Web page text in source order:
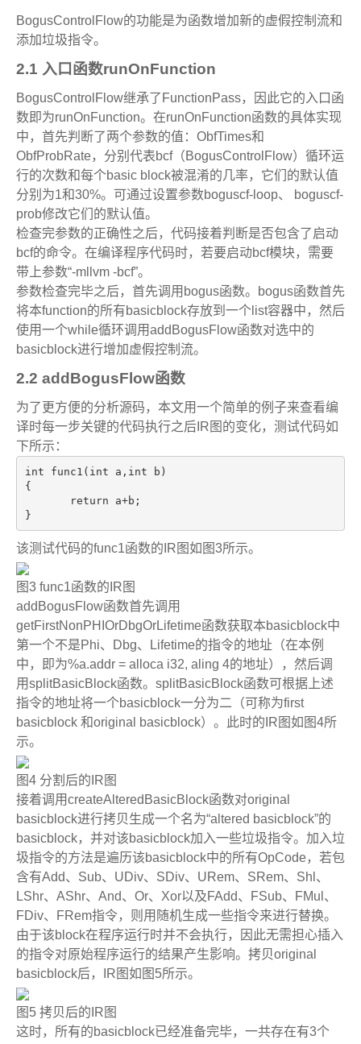
BogusControlFlow的功能是为函数增加新的虚假控制流和
添加垃圾指令。
2.1 入口函数runOnFunction
BogusControlFlow继承了 FunctionPass，因此它的入口函
数即为runOnFunction。在runOnFunction函数的具体实现
中，首先判断了两个参数的值： ObfTimes和
ObfProbRate，分别代表bcf（BogusControlFlow）循环运
行的次数和每个basic block被混淆的几率，它们的默认值
分别为1和30%。可通过设置参数boguscf-loop、
boguscf-
prob修改它们的默认值。
检查完参数的正确性之后，代码接着判断是否包含了启动
bcf的命令。在编译程序代码时，若要启动bcf模块，需要
带上参数“-mllvm -bcf”。
参数检查完毕之后，首先调用 bogus函数。 bogus函数首先
将本function的所有basicblock存放到一个 list容器中，然后
使用一个while循环调用addBogusFlow函数对选中的
basicblock进行增加虚假控制流。
2.2 addBogusFlow函数
为了更方便的分析源码，本文用一个简单的例子来查看编
译时每一步关键的代码执行之后 IR 图的变化，测试代码如
下所示：
int func1( int a, int b)
{
return a+b;
}
该测试代码的func1函数的 IR 图如图3所示。
图3 func1函数的 IR 图
addBogusFlow函数首先调用
getFirstNonPHIOrDbgOrLifetime函数获取本basicblock中
第一个不是Phi、 Dbg、 Lifetime的指令的地址（在本例
中，即为%a.addr = alloca i32, aling 4的地址），然后调
用splitBasicBlock函数。 splitBasicBlock函数可根据上述
指令的地址将一个basicblock一分为二（可称为first
basicblock 和original basicblock）。此时的 IR 图如图4所
示。
图4 分割后的 IR 图
接着调用createAlteredBasicBlock函数对original
basicblock进行拷贝生成一个名为“altered basicblock”的
basicblock，并对该basicblock加入一些垃圾指令。加入垃
圾指令的方法是遍历该basicblock中的所有OpCode，若包
含有Add、 Sub、 UDiv、 SDiv、 URem、 SRem、 Shl 、
LShr、 AShr、 And、 Or、 Xor以及FAdd、 FSub、 FMul 、
FDiv、 FRem指令，则用随机生成一些指令来进行替换。
由于该block在程序运行时并不会执行，因此无需担心插入
的指令对原始程序运行的结果产生影响。拷贝original
basicblock后， IR 图如图 5所示。
图 5 拷贝后的 IR 图
这时，所有的basicblock已经准备完毕，一共存在有3个